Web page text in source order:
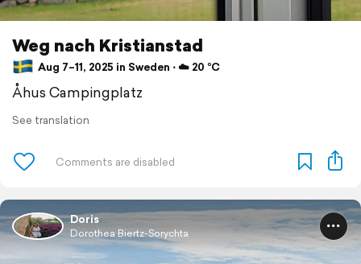
Weg nach Kristianstad
Aug 7–11, 2025 in Sweden ⋅ ☁️ 20 °C
Åhus Campingplatz
See translation
Doris
Dorothea Biertz-Sorychta